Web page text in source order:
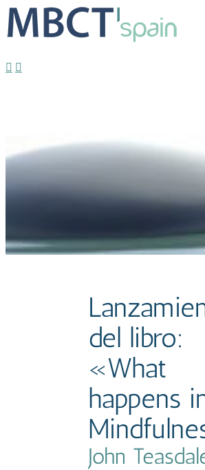
del libro:
«What
happens
John